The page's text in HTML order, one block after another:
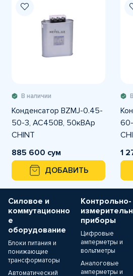
В наличии
Конденсатор BZMJ-0.45-
50-3, АС450В, 50кВАр
CHINT
885 600 сум
ДОБАВИТЬ
1
Силовое и
коммутационно
е
оборудование
Блоки питания и
понижающие
трансформаторы
Автоматический
Контрольно-
приборы
Цифровые
амперметры и
вольтметры
Аналоговые
амперметры и